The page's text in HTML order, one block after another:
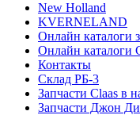
New Holland
KVERNELAND
Онлайн каталоги
Онлайн каталоги
Контакты
Склад РБ-3
Запчасти Claas в
Запчасти Джон